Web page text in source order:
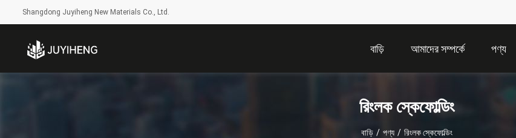
Shangdong Juyiheng New Materials Co., Ltd.
বাড়ি আমাদের সম্পর্কে পণ্য
রিংলক স্কেফোল্ডিং
বাড়ি / পণ্য / রিংলক স্কেফোল্ডিং